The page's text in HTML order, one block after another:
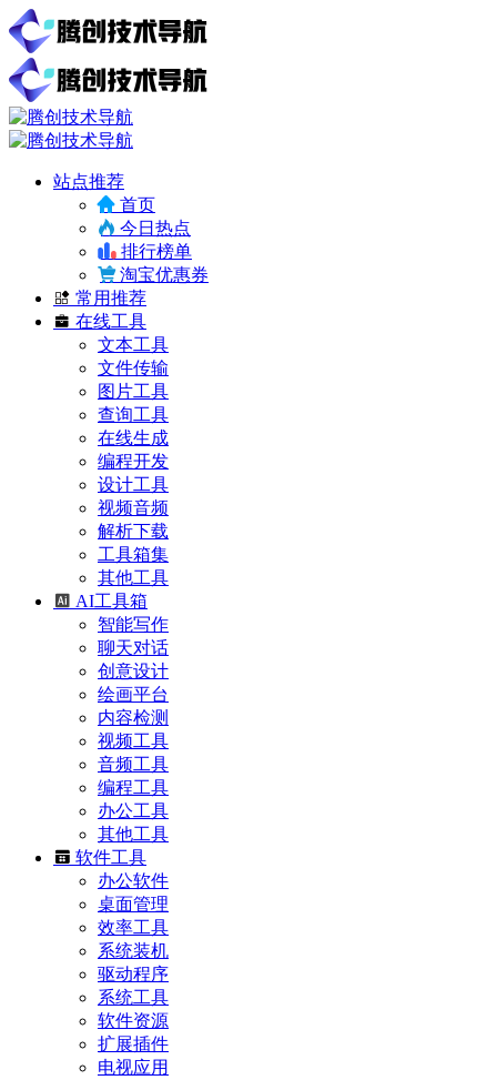
站点推荐
首页
今日热点
排行榜单
淘宝优惠券
常用推荐
在线工具
文本工具
文件传输
图片工具
查询工具
在线生成
编程开发
设计工具
视频音频
解析下载
工具箱集
其他工具
AI工具箱
智能写作
聊天对话
创意设计
绘画平台
内容检测
视频工具
音频工具
编程工具
办公工具
其他工具
软件工具
办公软件
桌面管理
效率工具
系统装机
驱动程序
系统工具
软件资源
扩展插件
电视应用